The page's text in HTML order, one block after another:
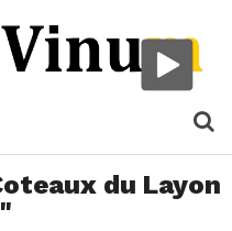
du Layon